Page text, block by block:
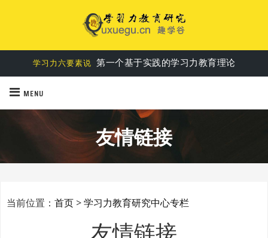
学习力六要素说 第一个基于实践的学习力教育理论
MENU
友情链接
当前位置： 首页 >学习力教育研究中心专栏